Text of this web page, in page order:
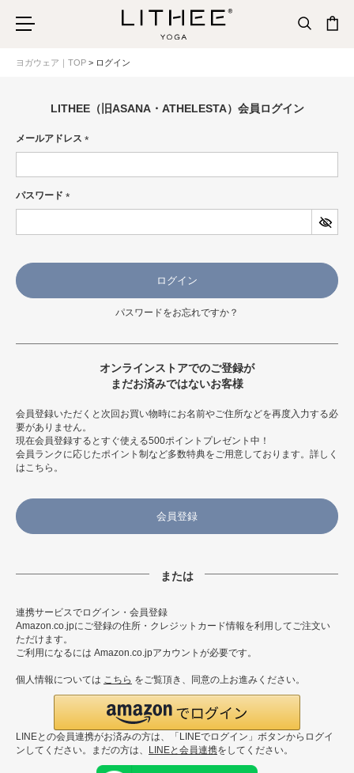
ヨガウェア｜TOP ログイン
LITHEE（旧ASANA・ATHELESTA）会員ログイン
メールアドレス
(必
パスワード
(必
ログイン
パスワードをお忘れですか？
オンラインストアでのご登録が
まだお済みではないお客様
会員登録いただくと次回お買い物時にお名前やご住所などを再度入力する必
要がありません。
現在会員登録するとすぐ使える500ポイントプレゼント中！
会員ランクに応じたポイント制など多数特典をご用意しております。 詳しく
はこちら 。
会員登録
連携サービスでログイン・会員登録
Amazon.co.jpにご登録の住所・クレジットカード情報を利用してご注文い
ただけます。
ご利用になるには Amazon.co.jpアカウントが必要です。
個人情報については こちら をご覧頂き、同意の上お進みください。
LINEとの会員連携がお済みの方は、「LINEでログイン」ボタンからログイ
ンしてください。まだの方は、
LINEと会員連携をしてください。